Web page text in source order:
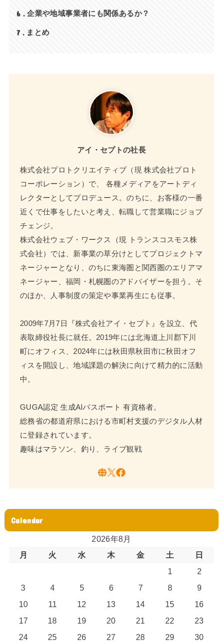
6 企業や地域事業者にも関係あるか？
7 まとめ
アイ・セプトの社長
株式会社プロトクリエイティブ（現 株式会社プロト
コーポレーション）で、 各種メディアをアートディ
レクターとしてプロデュース。のちに、お客様の一番
近くで仕事をしたいと考え、転職して営業職にジョブ
チェンジ。
株式会社ウェブ・ワークス（現 トランスコスモス株
式会社）では、新事業の草分けとしてプロジェクトマ
ネージャーとなり、のちに東海圏と関西圏のエリアマ
ネージャー、福岡・札幌圏のアドバイザーを担う。そ
のほか、人事制度の策定や事業再生にも従事。
2009年7月7日『株式会社アイ・セプト』を設立、代
表取締役社長に就任。2019年には北海道上川郡下川
町にオフィス、2024年には秋田県秋田市に秋田オフ
ィスを開設し、地域課題の解決に向けて精力的に活動
中。
GUGA認定 生成AIパスポート 有資格者。
総務省の都道府県における市町村支援のデジタル人材
に登録されています。
趣味はマラソン、釣り、ライブ観戦
Calendar
2026年8月
月
火 水 木 金 土
日
1
2
3
4 5 6 7 8
9
10
11 12 13 14 15
16
17
18 19 20 21 22
23
24
25 26 27 28 29 30